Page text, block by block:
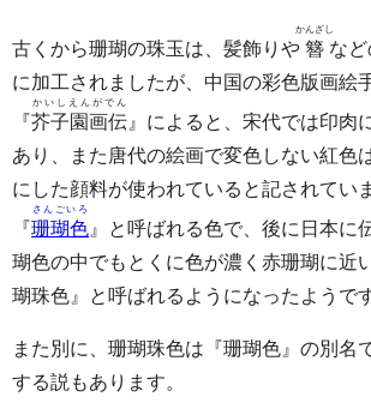
古くから珊瑚の珠玉は、髪飾りや簪
かんざし
な
に加工されましたが、中国の彩色版画絵
『芥子園画伝
かいしえんがでん
』によると、宋代では印肉
あり、また唐代の絵画で変色しない紅色
にした顔料が使われていると記されてい
『珊瑚色
さんごいろ
』と呼ばれる色で、後に日本に
瑚色の中でもとくに色が濃く赤珊瑚に近
瑚珠色』と呼ばれるようになったようです
また別に、珊瑚珠色は『珊瑚色』の別名
する説もあります。